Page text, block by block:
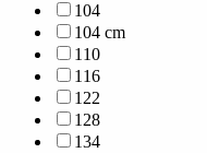
104
104 cm
110
116
122
128
134